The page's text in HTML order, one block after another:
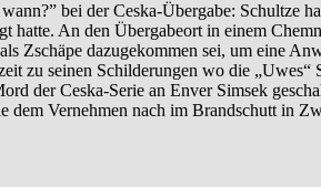
bei der Ceska-Übergabe: Schultze
hatte. An den Übergabeort in einem
Zschäpe dazugekommen sei, um eine
zu seinen Schilderungen wo die „Uwes“
der Ceska-Serie an Enver Simsek
Vernehmen nach im Brandschutt in